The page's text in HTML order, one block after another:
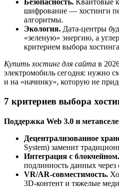
Безопасность. Квантовые
шифрование — хостинги
алгоритмы.
Экология. Дата-центры
«зеленую» энергию, а
критерием выбора
Купить хостинг для сайта в
электромобиль сегодня: нужно
и на «начинку», которую не
7 критериев выбора
Поддержка Web 3.0 и
Децентрализованное
System) заменит
Интеграция с блокчейном.
подлинность данных через
VR/AR-совместимость.
3D-контент и тяжелые